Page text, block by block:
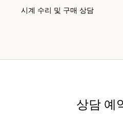
시계 수리 및 구매 상담
상담 예